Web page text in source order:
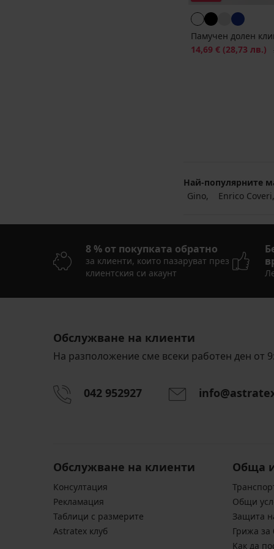
Памучен долен
Намаление
14,69 € (28,73 лв.)
Най-популярните
Gino
Enrico Coveri
8 % от покупката обратно
за клиенти, които пазаруват през
клиентския си акаунт
Обслужване на клиенти
На разположение сме всеки работен ден от
042 952927
Обслужване на клиенти
Консултация
Pекламация
Таблици с размерите
Astratex клуб
Обща
Общи
Защита
Грижа за
Kак да